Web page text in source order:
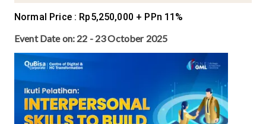
Normal Price: Rp5,250,000 + PPn 11%
Event Date on: 22 - 23 October 2025